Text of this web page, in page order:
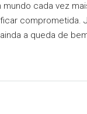
cada vez
comprometida.
a queda de